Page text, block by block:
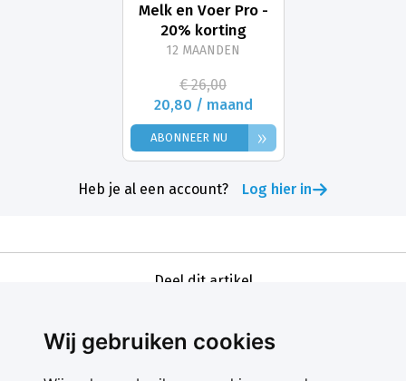
Wij gebruiken cookies
Melk en Voer Pro -
20% korting
12 MAANDEN
€ 26,00
20,80 / maand
ABONNEER NU »
Heb je al een account? Log hier in
Deel dit artikel